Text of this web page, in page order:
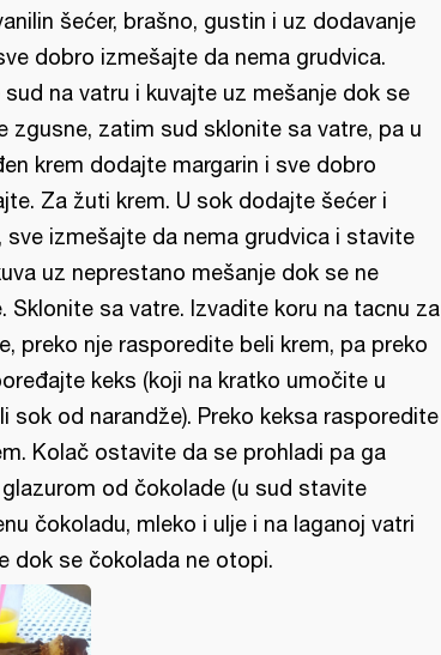
šećer, brašno, gustin i uz dodavanje
dobro izmešajte da nema grudvica.
na vatru i kuvajte uz mešanje dok se
zgusne, zatim sud sklonite sa vatre, pa u
krem dodajte margarin i sve dobro
Za žuti krem. U sok dodajte šećer i
sve izmešajte da nema grudvica i stavite
uz neprestano mešanje dok se ne
Sklonite sa vatre. Izvadite koru na tacnu za
preko nje rasporedite beli krem, pa preko
keks (koji na kratko umočite u
sok od narandže). Preko keksa rasporedite
Kolač ostavite da se prohladi pa ga
od čokolade (u sud stavite
čokoladu, mleko i ulje i na laganoj vatri
dok se čokolada ne otopi.